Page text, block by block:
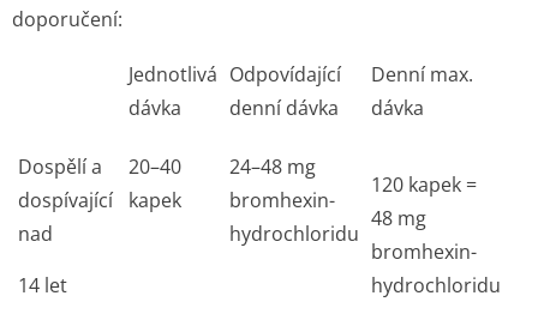
doporučení:
Jednotlivá
dávka
Odpovídající
denní dávka
Denní max.
dávka
Dospělí a
dospívající
nad
14 let
20–40
kapek
24–48 mg
bromhexin-
hydrochloridu
120 kapek =
48 mg
bromhexin-
hydrochloridu